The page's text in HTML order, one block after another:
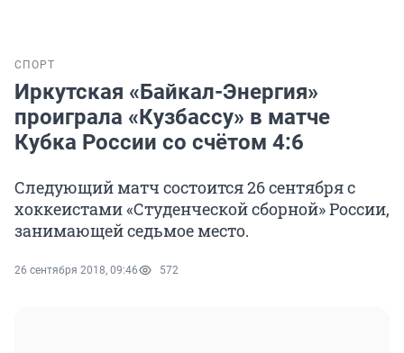
СПОРТ
Иркутская «Байкал-Энергия»
проиграла «Кузбассу» в матче
Кубка России со счётом 4:6
Следующий матч состоится 26 сентября с
хоккеистами «Студенческой сборной» России,
занимающей седьмое место.
26 сентября 2018, 09:46 572